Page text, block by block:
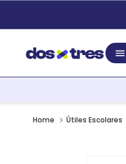
Útiles Escolares